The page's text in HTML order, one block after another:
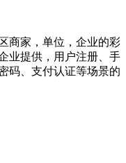
商家，单位，企业的彩
业提供，用户注册、手
码、支付认证等场景的